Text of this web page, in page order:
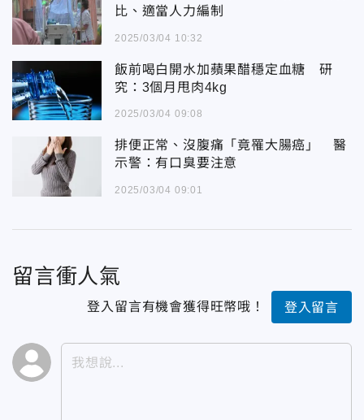
比、適當人力編制
2025/03/04 10:32
飯前喝白開水加蘋果醋穩定血糖 研
究：3個月甩肉4kg
2025/03/04 09:08
排便正常、沒腹痛「竟罹大腸癌」 醫
示警：有口臭要注意
2025/03/04 09:01
留言衝人氣
登入留言有機會獲得旺幣哦！ 登入留言